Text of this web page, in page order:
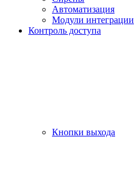
Автоматизация
Модули интеграции
Контроль доступа
Кнопки выхода